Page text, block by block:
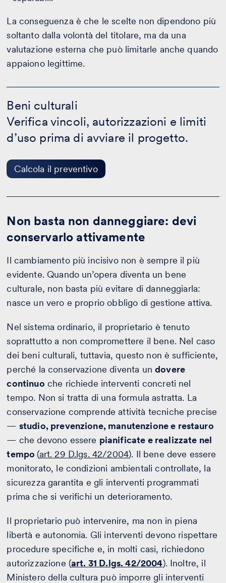
La conseguenza è che le scelte non dipendono più
soltanto dalla volontà del titolare, ma da una
valutazione esterna che può limitarle anche quando
appaiono legittime.
Beni culturali
Verifica vincoli, autorizzazioni e limiti
d’uso prima di avviare il progetto.
Calcola il preventivo
culturali
-
Calcola
preventivo
Non basta non danneggiare: devi
conservarlo attivamente
Il cambiamento più incisivo non è sempre il più
evidente. Quando un’opera diventa un bene
culturale, non basta più evitare di danneggiarla:
nasce un vero e proprio obbligo di gestione attiva.
Nel sistema ordinario, il proprietario è tenuto
soprattutto a non compromettere il bene. Nel caso
dei beni culturali, tuttavia, questo non è sufficiente,
perché la conservazione diventa undovere
continuo che richiede interventi concreti nel
tempo. Non si tratta di una formula astratta. La
conservazione comprende attività tecniche precise
— studio, prevenzione, manutenzione e restauro
— che devono essere pianificate e realizzate nel
tempo(art. 29 D.lgs. 42/2004). Il bene deve essere
monitorato, le condizioni ambientali controllate, la
sicurezza garantita e gli interventi programmati
prima che si verifichi un deterioramento.
Il proprietario può intervenire, ma non in piena
libertà e autonomia. Gli interventi devono rispettare
procedure specifiche e, in molti casi, richiedono
autorizzazione (art. 31 D.lgs. 42/2004). Inoltre, il
Ministero della cultura può imporre gli interventi